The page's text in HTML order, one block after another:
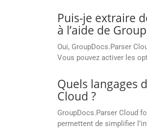
Puis-je extraire
à l’aide de
Oui, GroupDocs.Parser
Vous pouvez activer les
Quels langages
Cloud ?
GroupDocs.Parser Cloud
permettent de simplifier